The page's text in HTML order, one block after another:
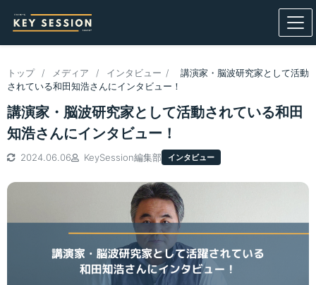
トップ / メディア / インタビュー /
講演家・脳波研究家として活動
されている和田知浩さんにインタビュー！
講演家・脳波研究家として活動されている和田
知浩さんにインタビュー！
2024.06.06 KeySession編集部 インタビュー